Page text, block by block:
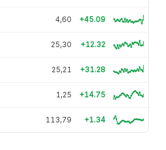
4,60 +45.09
25,30 +12.32
25,21 +31.28
1,25 +14.75
113,79 +1.34